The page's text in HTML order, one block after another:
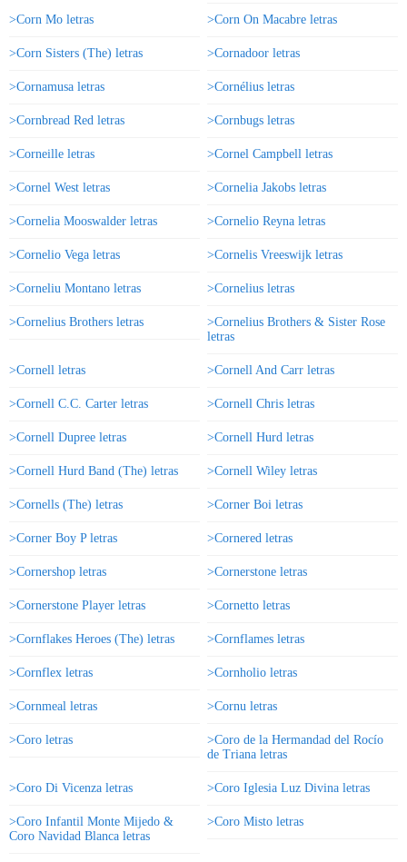
>Corn Mo letras >Corn On Macabre letras
>Corn Sisters (The) letras >Cornadoor letras
>Cornamusa letras >Cornélius letras
>Cornbread Red letras >Cornbugs letras
>Corneille letras >Cornel Campbell letras
>Cornel West letras >Cornelia Jakobs letras
>Cornelia Mooswalder letras >Cornelio Reyna letras
>Cornelio Vega letras >Cornelis Vreeswijk letras
>Corneliu Montano letras >Cornelius letras
>Cornelius Brothers letras
>Cornelius Brothers & Sister Rose
letras
>Cornell letras >Cornell And Carr letras
>Cornell C.C. Carter letras >Cornell Chris letras
>Cornell Dupree letras >Cornell Hurd letras
>Cornell Hurd Band (The) letras >Cornell Wiley letras
>Cornells (The) letras >Corner Boi letras
>Corner Boy P letras >Cornered letras
>Cornershop letras >Cornerstone letras
>Cornerstone Player letras >Cornetto letras
>Cornflakes Heroes (The) letras >Cornflames letras
>Cornflex letras >Cornholio letras
>Cornmeal letras >Cornu letras
>Coro letras
>Coro de la Hermandad del Rocío
de Triana letras
>Coro Di Vicenza letras >Coro Iglesia Luz Divina letras
>Coro Infantil Monte Mijedo &
Coro Navidad Blanca letras
>Coro Misto letras